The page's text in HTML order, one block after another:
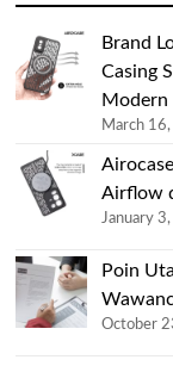
Brand
Casing
Modern
March
Airflow
January
Poin
October